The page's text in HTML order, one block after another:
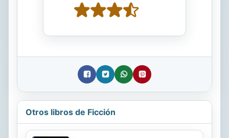
Otros libros de Ficción